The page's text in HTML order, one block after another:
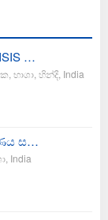
…
භාශා හින්දි India
ස…
India